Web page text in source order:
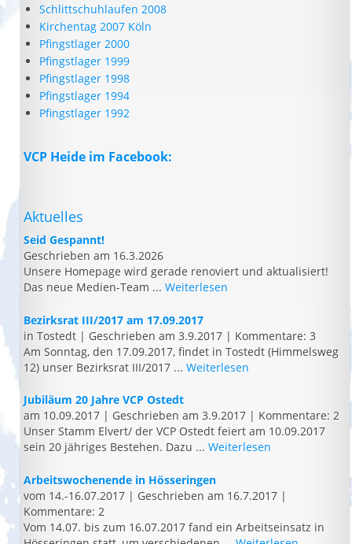
Schlittschuhlaufen 2008
Kirchentag 2007 Köln
Pfingstlager 2000
Pfingstlager 1999
Pfingstlager 1998
Pfingstlager 1994
Pfingstlager 1992
VCP Heide im Facebook:
Aktuelles
Seid Gespannt!
Geschrieben am 16.3.2026
Unsere Homepage wird gerade renoviert und aktualisiert!
Das neue Medien-Team ... Weiterlesen
Bezirksrat III/2017 am 17.09.2017
in Tostedt | Geschrieben am 3.9.2017 | Kommentare: 3
Am Sonntag, den 17.09.2017, findet in Tostedt (Himmelsweg
12) unser Bezirksrat III/2017 ... Weiterlesen
Jubiläum 20 Jahre VCP Ostedt
am 10.09.2017 | Geschrieben am 3.9.2017 | Kommentare: 2
Unser Stamm Elvert/ der VCP Ostedt feiert am 10.09.2017
sein 20 jähriges Bestehen. Dazu ... Weiterlesen
Arbeitswochenende in Hösseringen
vom 14.-16.07.2017 | Geschrieben am 16.7.2017 |
Kommentare: 2
Vom 14.07. bis zum 16.07.2017 fand ein Arbeitseinsatz in